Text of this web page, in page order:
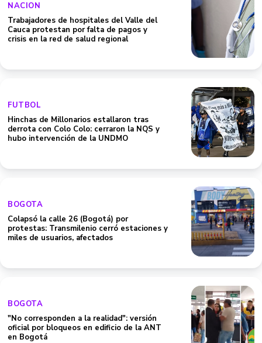
NACION
Trabajadores de hospitales del Valle del
Cauca protestan por falta de pagos y
crisis en la red de salud regional
FUTBOL
Hinchas de Millonarios estallaron tras
derrota con Colo Colo: cerraron la NQS y
hubo intervención de la UNDMO
BOGOTA
Colapsó la calle 26 (Bogotá) por
protestas: Transmilenio cerró estaciones y
miles de usuarios, afectados
BOGOTA
"No corresponden a la realidad": versión
oficial por bloqueos en edificio de la ANT
en Bogotá